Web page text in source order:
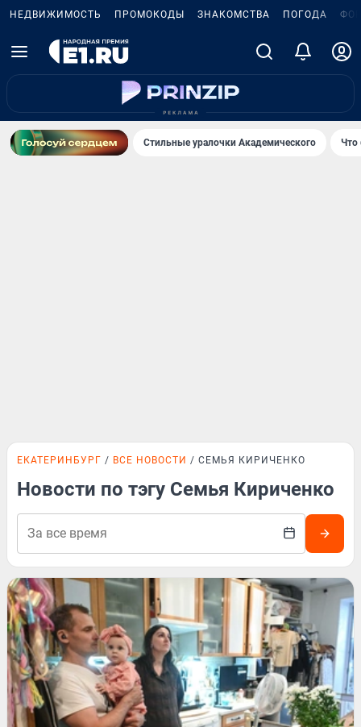
НЕДВИЖИМОСТЬ ПРОМОКОДЫ ЗНАКОМСТВА ПОГОДА
Стильные уралочки Академического Что
ЕКАТЕРИНБУРГ ВСЕ НОВОСТИ СЕМЬЯ КИРИЧЕНКО
Новости по тэгу Семья Кириченко